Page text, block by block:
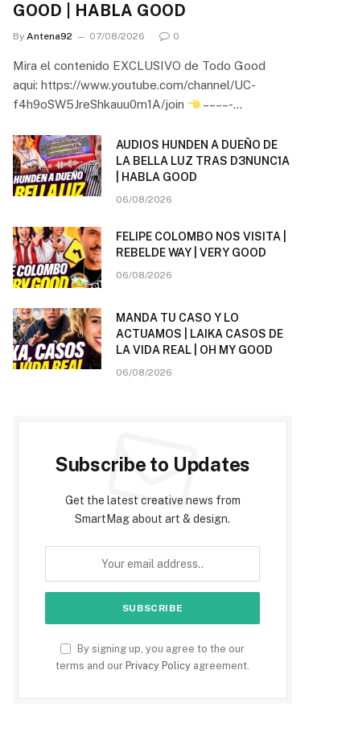
GOOD | HABLA GOOD
By Antena92 07/08/2026 0
Mira el contenido EXCLUSIVO de Todo Good
aqui: https://www.youtube.com/channel/UC-
f4h9oSW5JreShkauu0m1A/join
– – – – -…
AUDIOS HUNDEN A DUEÑO DE
LA BELLA LUZ TRAS D3NUNC1A
| HABLA GOOD
06/08/2026
FELIPE COLOMBO NOS VISITA |
REBELDE WAY | VERY GOOD
06/08/2026
MANDA TU CASO Y LO
ACTUAMOS | LAIKA CASOS DE
LA VIDA REAL | OH MY GOOD
06/08/2026
Subscribe to Updates
Get the latest creative news from
SmartMag about art & design.
By signing up, you agree to the our
terms and our Privacy Policy agreement.